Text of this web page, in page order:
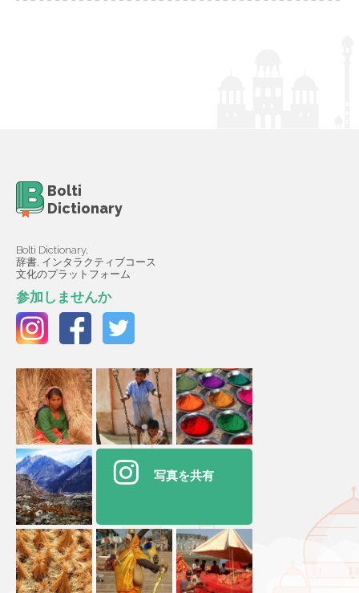
Bolti
Dictionary
Bolti Dictionary,
辞書, インタラクティブコース
文化のプラットフォーム
参加しませんか
写真を共有